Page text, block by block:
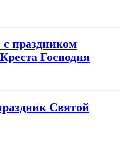
с праздником
Господня
Святой